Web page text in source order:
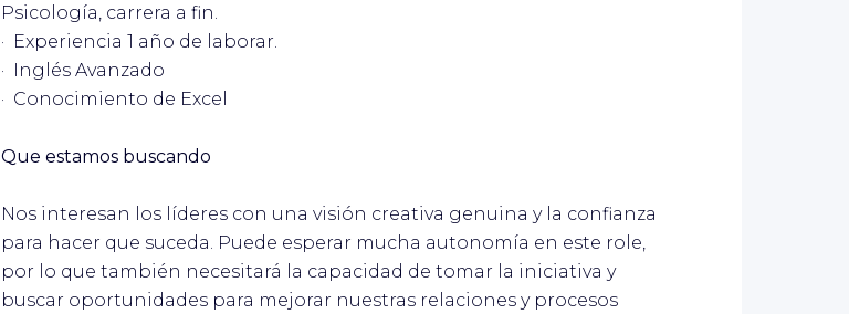
Psicología, carrera a fin.
· Experiencia 1 año de laborar.
· Inglés Avanzado
· Conocimiento de Excel
Que estamos buscando
Nos interesan los líderes con una visión creativa genuina y la confianza
para hacer que suceda. Puede esperar mucha autonomía en este role,
por lo que también necesitará la capacidad de tomar la iniciativa y
buscar oportunidades para mejorar nuestras relaciones y procesos